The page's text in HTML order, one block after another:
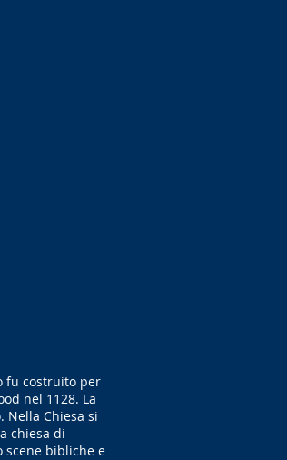
fu costruito per
nel 1128. La
Nella Chiesa si
chiesa di
scene bibliche e